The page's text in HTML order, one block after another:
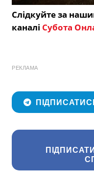
Слідкуйте за
каналі Субота
РЕКЛАМА